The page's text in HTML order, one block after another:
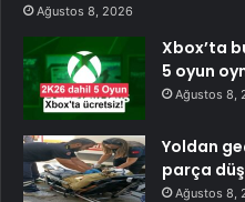
Ağustos 8, 2026
Xbox’ta
5 oyun
Ağustos 8,
Yoldan
parça
Ağustos 8,